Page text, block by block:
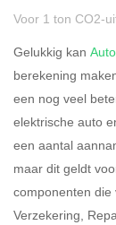
Rijdt u
Voor 1 ton CO2-
Gelukkig kan
berekening
een nog veel
elektrische auto
een aantal
maar dit geldt
componenten die
Verzekering,